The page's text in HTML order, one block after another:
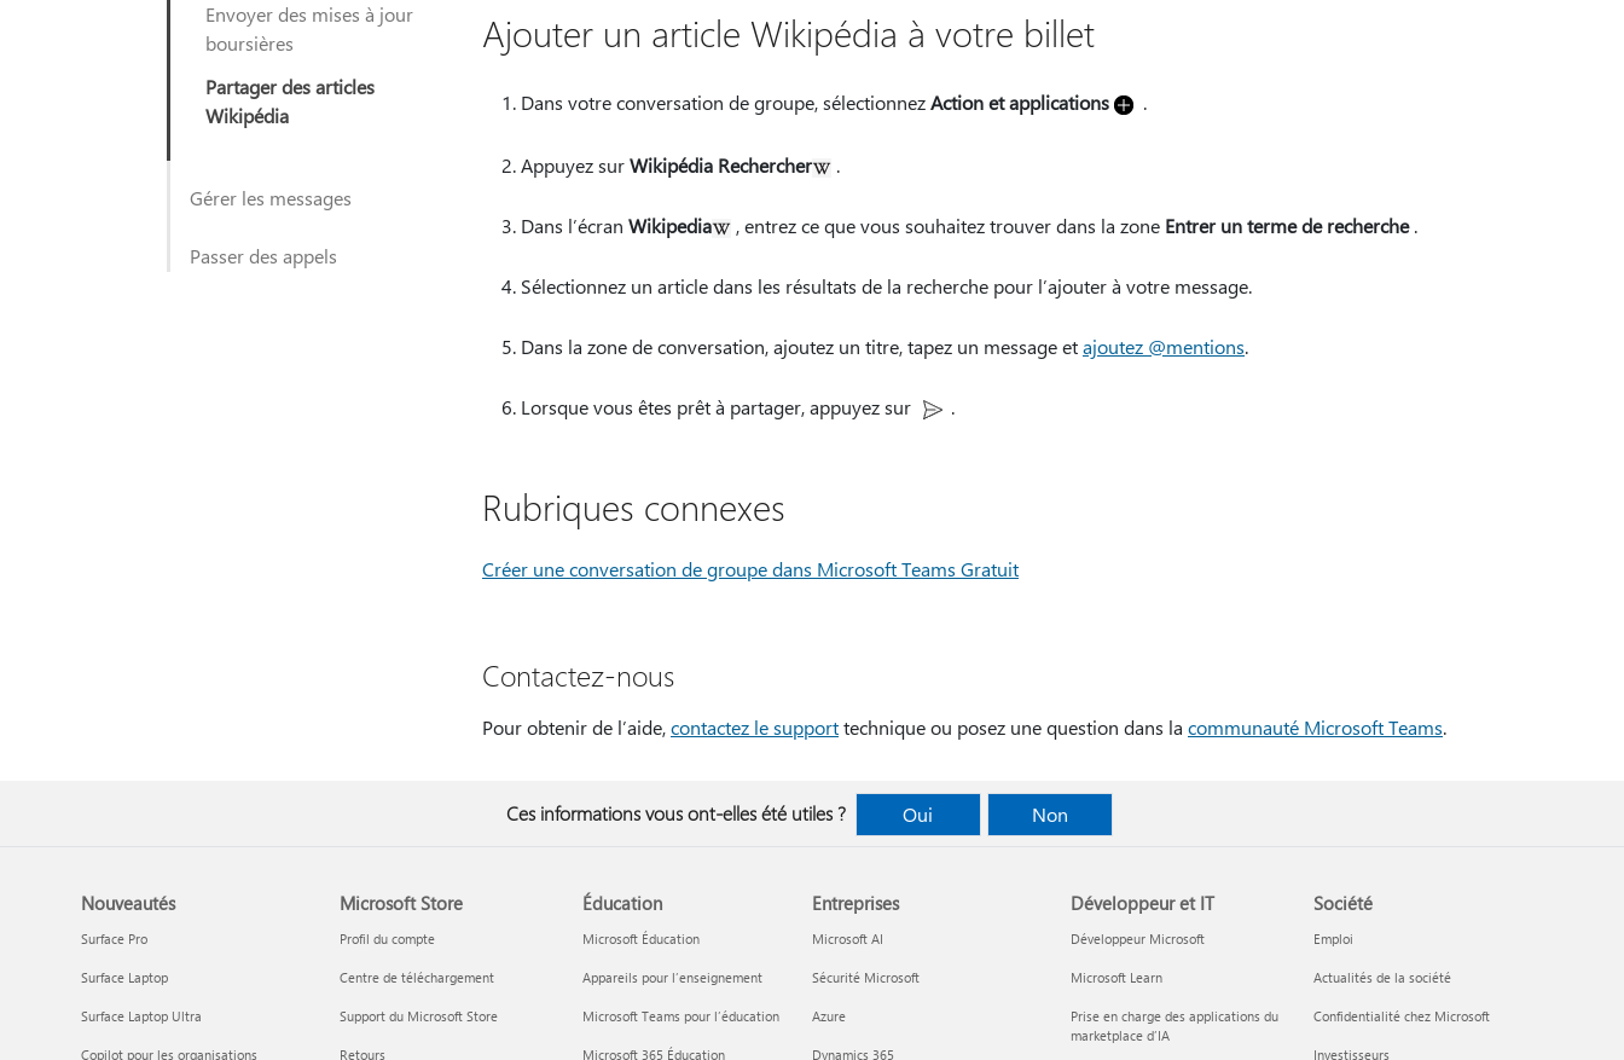
Envoyer des mises à jour
boursières
Partager des articles
Wikipédia
Gérer les messages
Passer des appels
Ajouter un article Wikipédia à votre billet
Dans votre conversation de groupe, sélectionnezAction et applications .
Appuyez surWikipédia Rechercher .
Dans l’écran Wikipedia , entrez ce que vous souhaitez trouver dans la zone Entrer un terme de recherche.
Sélectionnez un article dans les résultats de la recherche pour l’ajouter à votre message.
Dans la zone de conversation, ajoutez un titre, tapez un message etajoutez @mentions.
Lorsque vous êtes prêt à partager, appuyezsur .
Rubriques connexes
Créer une conversation de groupe dans Microsoft Teams Gratuit
Contactez-nous
Pour obtenir de l’aide,contactez le supporttechnique ou posez une question dans la communauté Microsoft Teams.
Ces informations vous ont-elles été utiles ? Oui Non
Nouveautés
Surface Pro
Surface Laptop
Surface Laptop Ultra
Copilot pour les organisations
Microsoft Store
Profil du compte
Centre de téléchargement
Support du Microsoft Store
Retours
Éducation
Microsoft Éducation
Appareils pour l’enseignement
Microsoft Teams pour l’éducation
Microsoft 365 Éducation
Entreprises
Microsoft AI
Sécurité Microsoft
Azure
Dynamics 365
Développeur et IT
Développeur Microsoft
Microsoft Learn
Prise en charge des applications du
marketplace d’IA
Société
Emploi
Actualités de la société
Confidentialité chez Microsoft
Investisseurs